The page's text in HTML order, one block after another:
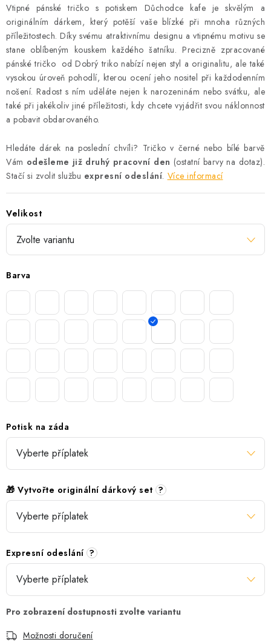
Vtipné pánské tričko s potiskem Důchodce kafe je skvělým a
originálním dárkem, který potěší vaše blízké při mnoha různých
příležitostech. Díky svému atraktivnímu designu a vtipnému motivu se
stane oblíbeným kouskem každého šatníku. Precizně zpracované
pánské tričko od Dobrý triko nabízí nejen styl a originalitu, ale také
vysokou úroveň pohodlí, kterou ocení jeho nositel při každodenním
nošení. Radost s ním uděláte nejen k narozeninám nebo svátku, ale
také při jakékoliv jiné příležitosti, kdy chcete vyjádřit svou náklonnost
a pobavit obdarovaného.
Hledáte dárek na poslední chvíli? Tričko v černé nebo bílé barvě
Vám odešleme již druhý pracovní den (ostatní barvy na dotaz).
Stačí si zvolit službu expresní odeslání. Více informací
Velikost
Barva
Potisk na záda
🎁 Vytvořte originální dárkový set ?
Expresní odeslání ?
Možnosti doručení